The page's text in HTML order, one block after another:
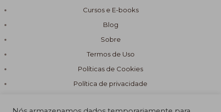
Cursos e E-books
Blog
Sobre
Termos de Uso
Políticas de Cookies
Política de privacidade